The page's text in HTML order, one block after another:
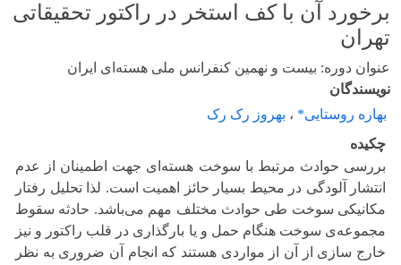
برخورد آن با کف استخر در راکتور تحقیقاتی
تهران
عنوان دوره: بیست و نهمین کنفرانس ملی هسته‌ای ایران
نویسندگان
بهاره روستایی* ، بهروز رک رک
چکیده
بررسی حوادث مرتبط با سوخت هسته‌ای جهت اطمینان از عدم
انتشار آلودگی در محیط بسیار حائز اهمیت است. لذا تحلیل رفتار
مکانیکی سوخت طی حوادث مختلف مهم می‌باشد. حادثه سقوط
مجموعه‌ی سوخت هنگام حمل و یا بارگذاری در قلب راکتور و نیز
خارج سازی از آن از مواردی هستند که انجام آن ضروری به نظر